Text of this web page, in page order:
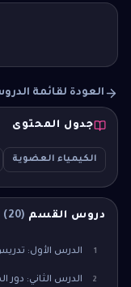
العودة لقائمة
جدول المحتوى
الكيمياء العضوية
دروس القسم (
20
)
1 الدرس الأول:
2 الدرس الثاني: دور